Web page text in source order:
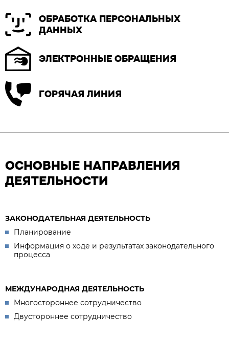
ОБРАБОТКА ПЕРСОНАЛЬНЫХ
ДАННЫХ
ЭЛЕКТРОННЫЕ ОБРАЩЕНИЯ
ГОРЯЧАЯ ЛИНИЯ
ОСНОВНЫЕ НАПРАВЛЕНИЯ
ДЕЯТЕЛЬНОСТИ
ЗАКОНОДАТЕЛЬНАЯ ДЕЯТЕЛЬНОСТЬ
Планирование
Информация о ходе и результатах законодательного
процесса
МЕЖДУНАРОДНАЯ ДЕЯТЕЛЬНОСТЬ
Многостороннее сотрудничество
Двустороннее сотрудничество